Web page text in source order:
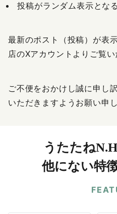
投稿がランダム表示とな
最新のポスト（投稿）が表
店のXアカウントよりご覧い
ご不便をおかけし誠に申し
いただきますようお願い申
うたたね
他にない特